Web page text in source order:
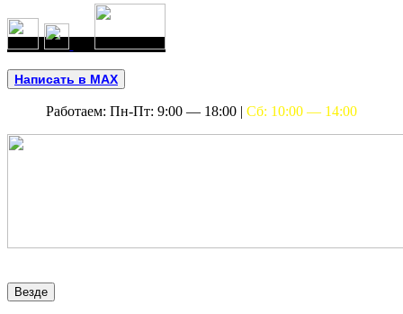
Написать в MAX
Работаем: Пн-Пт: 9:00 — 18:00 | Сб: 10:00 — 14:00
Везде